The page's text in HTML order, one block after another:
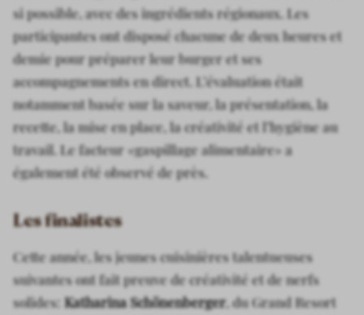
si possible, avec des ingrédients régionaux. Les
participantes ont disposé chacune de deux heures et
demie pour préparer leur burger et ses
accompagnements en direct. L’évaluation était
notamment basée sur la saveur, la présentation, la
recette, la mise en place, la créativité et l’hygiène au
travail. Le facteur «gaspillage alimentaire» a
également été observé de près.
Les finalistes
Cette année, les jeunes cuisinières talentueuses
suivantes ont fait preuve de créativité et de nerfs
solides: Katharina Schönenberger, du Grand Resort